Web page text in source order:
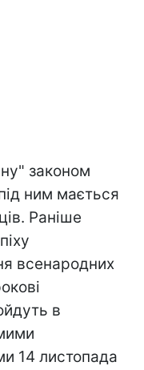
законом
ним мається
Раніше
всенародних
в
14 листопада